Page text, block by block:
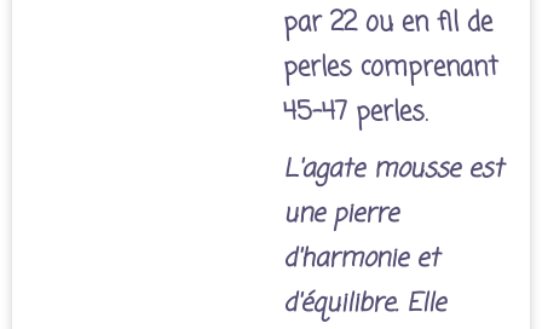
par 22 ou en fil de
perles comprenant
45-47 perles.
L'agate mousse est
une pierre
d'harmonie et
d'équilibre. Elle